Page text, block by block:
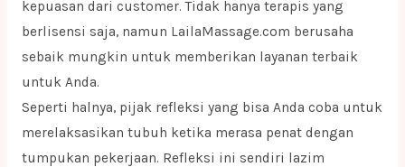
kepuasan dari customer. Tidak hanya terapis yang
berlisensi saja, namun LailaMassage.com berusaha
sebaik mungkin untuk memberikan layanan terbaik
untuk Anda.
Seperti halnya, pijak refleksi yang bisa Anda coba untuk
merelaksasikan tubuh ketika merasa penat dengan
tumpukan pekerjaan. Refleksi ini sendiri lazim